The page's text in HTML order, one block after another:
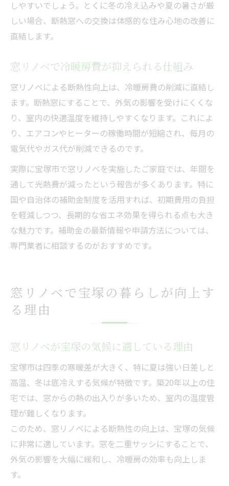
しやすいでしょう。とくに冬の冷え込みや夏の暑さが厳
しい場合、断熱窓への交換は体感的な住み心地の改善に
直結します。
窓リノベで冷暖房費が抑えられる仕組み
窓リノベによる断熱性向上は、冷暖房費の削減に直結し
ます。断熱窓にすることで、外気の影響を受けにくくな
り、室内の快適温度を維持しやすくなります。これによ
り、エアコンやヒーターの稼働時間が短縮され、毎月の
電気代やガス代が削減できるのです。
実際に宝塚市で窓リノベを実施したご家庭では、年間を
通して光熱費が減ったという報告が多くあります。特に
国や自治体の補助金制度を活用すれば、初期費用の負担
を軽減しつつ、長期的な省エネ効果を得られる点も大き
な魅力です。補助金の最新情報や申請方法については、
専門業者に相談するのがおすすめです。
窓リノベで宝塚の暮らしが向上す
る理由
窓リノベが宝塚の気候に適している理由
宝塚市は四季の寒暖差が大きく、特に夏は強い日差しと
高温、冬は底冷えする気候が特徴です。築20年以上の住
宅では、窓からの熱の出入りが多いため、室内の温度管
理が難しくなります。
このため、窓リノベによる断熱性の向上は、宝塚の気候
に非常に適しています。窓を二重サッシにすることで、
外気の影響を大幅に緩和し、冷暖房の効率も向上しま
す。